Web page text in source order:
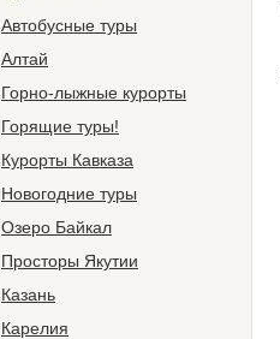
Автобусные туры
Алтай
Горно-лыжные курорты
Горящие туры!
Курорты Кавказа
Новогодние туры
Озеро Байкал
Просторы Якутии
Казань
Карелия